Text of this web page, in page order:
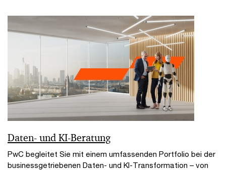
Daten- und KI-Beratung
PwC begleitet Sie mit einem umfassenden Portfolio bei der
businessgetriebenen Daten- und KI-Transformation – von